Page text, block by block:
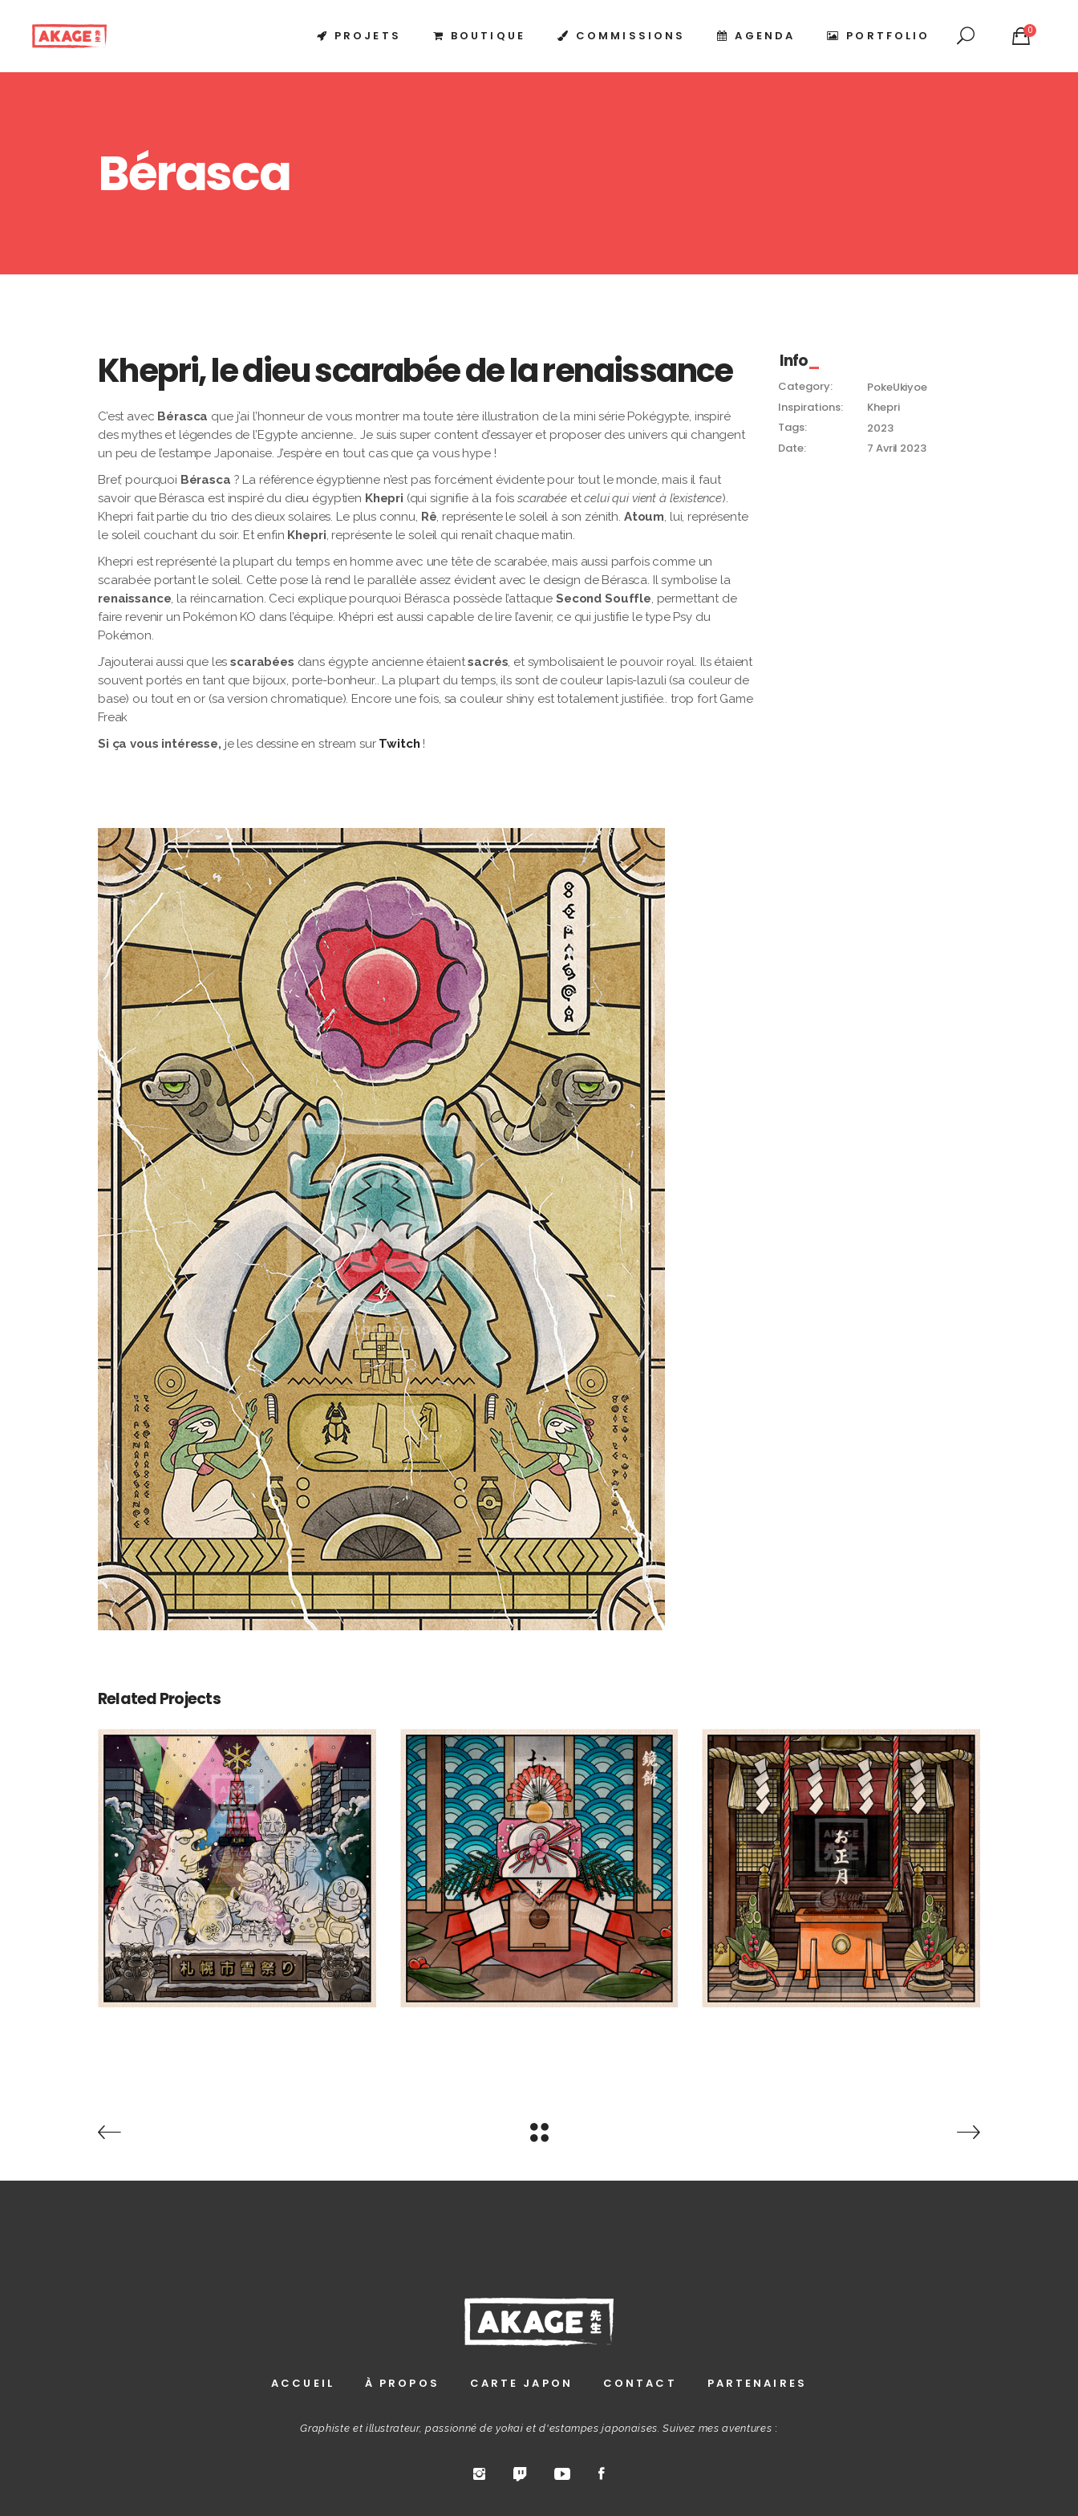
PROJETS BOUTIQUE COMMISSIONS AGENDA PORTFOLIO 0
Bérasca
Khepri, le dieu scarabée de la renaissance
C’est avec Bérasca que j’ai l’honneur de vous montrer ma toute 1ère illustration de la mini série Pokégypte, inspiré
des mythes et légendes de l’Egypte ancienne.. Je suis super content d’essayer et proposer des univers qui changent
un peu de l’estampe Japonaise. J’espère en tout cas que ça vous hype !
Bref, pourquoi Bérasca ? La référence égyptienne n’est pas forcément évidente pour tout le monde, mais il faut
savoir que Bérasca est inspiré du dieu égyptien Khepri (qui signifie à la foisscarabéeetcelui qui vient à l’existence).
Khepri fait partie du trio des dieux solaires. Le plus connu, Rê, représente le soleil à son zénith. Atoum, lui, représente
le soleil couchant du soir. Et enfin Khepri, représente le soleil qui renaît chaque matin.
Khepri est représenté la plupart du temps en homme avec une tête de scarabée, mais aussi parfois comme un
scarabée portant le soleil. Cette pose là rend le parallèle assez évident avec le design de Bérasca. Il symbolise la
renaissance, la réincarnation. Ceci explique pourquoi Bérasca possède l’attaqueSecond Souffle, permettant de
faire revenir un Pokémon KO dans l’équipe. Khépri est aussi capable de lire l’avenir, ce qui justifie le type Psy du
Pokémon.
J’ajouterai aussi que lesscarabées dans égypte ancienne étaientsacrés, et symbolisaient le pouvoir royal. Ils étaient
souvent portés en tant que bijoux, porte-bonheur.. La plupart du temps, ils sont de couleur lapis-lazuli (sa couleur de
base) ou tout en or (sa version chromatique). Encore une fois, sa couleur shiny est totalement justifiée.. trop fort Game
Freak
Si ça vous intéresse, je les dessine en stream sur Twitch !
Info
Category:
PokeUkiyoe
Inspirations:
Khepri
Tags:
2023
Date:
7 Avril 2023
Related Projects
Le Yuki Matsuri de Sapporo
札幌市雪祭り | Shiki 四季
PokeUkiyoe
Le Kagamimochi 鏡餅 | Shiki
四季
PokeUkiyoe
Le Nouvel An au Japon お正
月 | Shiki 四季
PokeUkiyoe
ACCUEIL À PROPOS CARTE JAPON CONTACT PARTENAIRES
Graphiste et illustrateur, passionné de yokai et d'estampes japonaises. Suivez mes aventures :